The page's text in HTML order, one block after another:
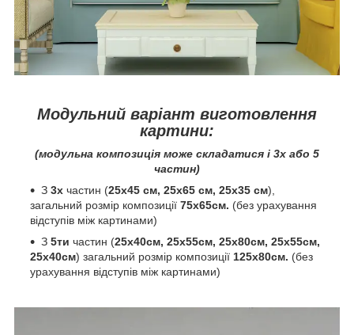
Модульний варіант виготовлення
картини:
(модульна композиція може складатися і 3х або 5
частин)
З 3х частин (25х45 см, 25х65 см, 25х35 см),
загальний розмір композиції 75х65см. (без урахування
відступів між картинами)
З 5ти частин (25х40см, 25х55см, 25х80см, 25х55см,
25х40см) загальний розмір композиції 125х80см. (без
урахування відступів між картинами)